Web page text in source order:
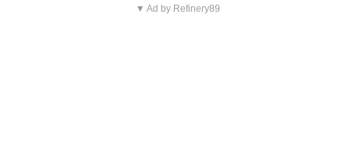
▼ Ad by Refinery89